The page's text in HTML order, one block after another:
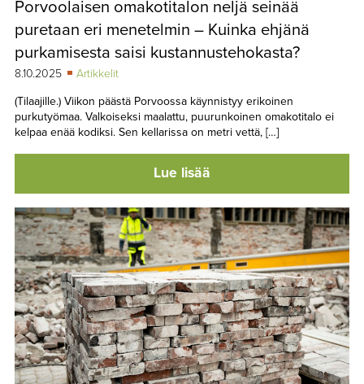
TAPAHTUMAT
YHTEYSTIEDOT
Porvoolaisen omakotitalon neljä seinää
puretaan eri menetelmin – Kuinka ehjänä
purkamisesta saisi kustannustehokasta?
8.10.2025
Artikkelit
(Tilaajille.) Viikon päästä Porvoossa käynnistyy erikoinen
purkutyömaa. Valkoiseksi maalattu, puurunkoinen omakotitalo ei
kelpaa enää kodiksi. Sen kellarissa on metri vettä, […]
Lue lisää